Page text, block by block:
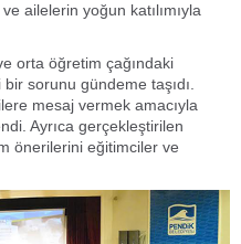
ailelerin yoğun katılımıyla
orta öğretim çağındaki
sorunu gündeme taşıdı.
mesaj vermek amacıyla
Ayrıca gerçekleştirilen
önerilerini eğitimciler ve